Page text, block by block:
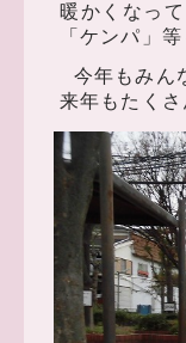
暖かくなっ
「ケンパ」
今年もみん
来年もたく